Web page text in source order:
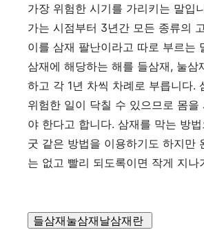
가장 위험한 시기를 가리키는 말입
가는 시점부터 3년간 모든 종류의
이를 삼재 팔난이라고 따로 부르는
삼재에 해당하는 해를 들삼재, 눌삼
하고 각 1년 차씩 차례로 부릅니다.
위험한 일이 닥칠 수 있으므로 몸을
야 한다고 합니다. 삼재를 막는 방
굿 같은 방법을 이용하기도 하지만
는 없고 빨리 되도록이면 작게 지나
들삼재눌삼재날삼재란